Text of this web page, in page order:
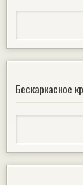
Бескаркасное